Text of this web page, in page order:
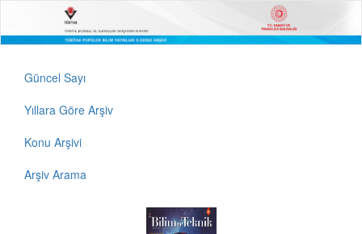
Güncel Sayı
Yıllara Göre Arşiv
Konu Arşivi
Arşiv Arama